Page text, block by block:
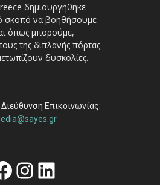
δημιουργήθηκε
σκοπό να βοηθήσουμε
όπως μπορούμε,
της διπλανής πόρτας
δυσκολίες.
Επικοινωνίας:
Instagram
Linkedin